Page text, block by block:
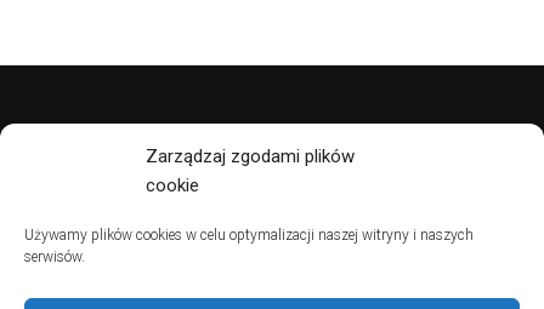
Zarządzaj zgodami plików
cookie
Używamy plików cookies w celu optymalizacji naszej witryny i naszych
serwisów.
polityka prywatności